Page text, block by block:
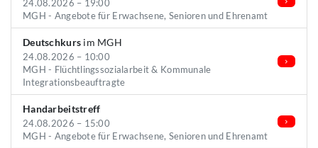
24.08.2026 – 19:00
MGH - Angebote für Erwachsene, Senioren und Ehrenamt
Deutschkurs im MGH
24.08.2026 – 10:00
MGH - Flüchtlingssozialarbeit & Kommunale
Integrationsbeauftragte
Handarbeitstreff
24.08.2026 – 15:00
MGH - Angebote für Erwachsene, Senioren und Ehrenamt